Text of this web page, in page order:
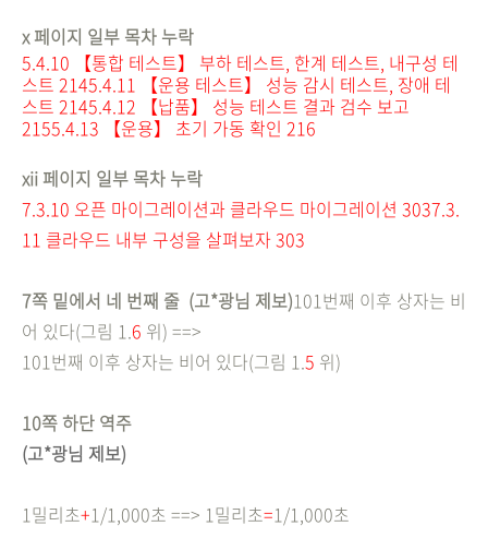
x 페이지 일부 목차 누락
5.4.10 【통합 테스트】 부하 테스트, 한계 테스트, 내구성 테
스트 2145.4.11 【운용 테스트】 성능 감시 테스트, 장애 테
스트 2145.4.12 【납품】 성능 테스트 결과 검수 보고
2155.4.13 【운용】 초기 가동 확인 216
xii 페이지 일부 목차 누락
7.3.10 오픈 마이그레이션과 클라우드 마이그레이션 3037.3.
11 클라우드 내부 구성을 살펴보자 303
7쪽 밑에서 네 번째 줄 (고*광님 제보)101번째 이후 상자는 비
어 있다(그림 1.6 위) ==>
101번째 이후 상자는 비어 있다(그림 1.5 위)
10쪽 하단 역주
(고*광님 제보)
1밀리초+1/1,000초 ==> 1밀리초=1/1,000초